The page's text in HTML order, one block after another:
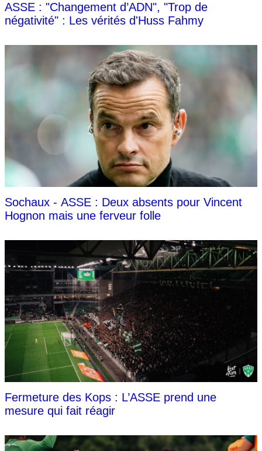
ASSE : "Changement d’ADN", "Trop de
négativité" : Les vérités d'Huss Fahmy
Sochaux - ASSE : Deux absents pour Vincent
Hognon mais une ferveur folle
Fermeture des Kops : L’ASSE prend une
mesure qui fait réagir